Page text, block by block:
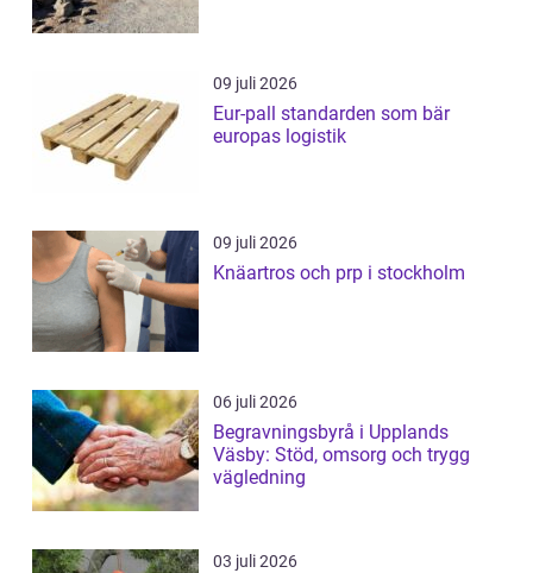
09 juli 2026
Eur-pall standarden som bär
europas logistik
09 juli 2026
Knäartros och prp i stockholm
06 juli 2026
Begravningsbyrå i Upplands
Väsby: Stöd, omsorg och trygg
vägledning
03 juli 2026